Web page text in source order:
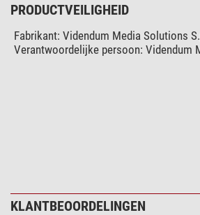
PRODUCTVEILIGHEID
Fabrikant: Videndum Media Solutions
Verantwoordelijke persoon: Videndum
KLANTBEOORDELINGEN